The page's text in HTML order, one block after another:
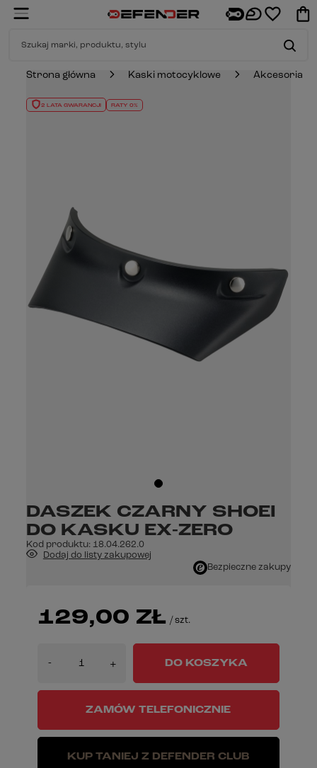
Strona główna Kaski motocyklowe Akcesoria
2 LATA GWARANCJI RATY 0%
DASZEK CZARNY SHOEI
DO KASKU EX-ZERO
Kod produktu: 18.04.262.0
Dodaj do listy zakupowej
Bezpieczne zakupy
129,00 ZŁ / szt.
- + DO KOSZYKA
ZAMÓW TELEFONICZNIE
KUP TANIEJ Z DEFENDER CLUB